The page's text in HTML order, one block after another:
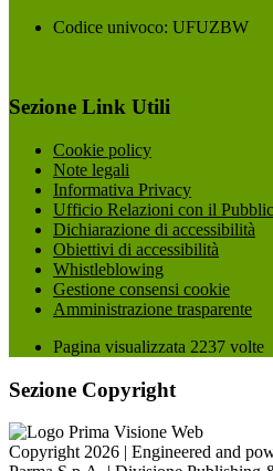
Codice univoco: UFUZBW
Sezione Link Utili
Cookie policy
Note legali
Informativa Privacy
Ufficio Relazioni con il
Dichiarazione di accessibilità
Obiettivi di accessibilità
Whistleblowing
Gestione consensi cookie
Amministrazione trasparente
Pagina visualizzata 2237 volte
Sezione Copyright
Copyright 2026 | Engineered and